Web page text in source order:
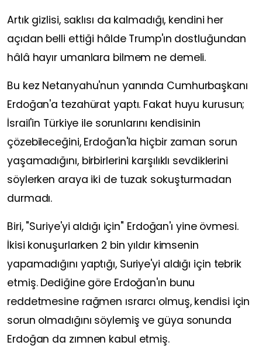
Artık gizlisi, saklısı da kalmadığı, kendini her
açıdan belli ettiği hâlde Trump'ın dostluğundan
hâlâ hayır umanlara bilmem ne demeli.
Bu kez Netanyahu'nun yanında Cumhurbaşkanı
Erdoğan'a tezahürat yaptı. Fakat huyu kurusun;
İsrail'in Türkiye ile sorunlarını kendisinin
çözebileceğini, Erdoğan'la hiçbir zaman sorun
yaşamadığını, birbirlerini karşılıklı sevdiklerini
söylerken araya iki de tuzak sokuşturmadan
durmadı.
Biri, "Suriye'yi aldığı için" Erdoğan'ı yine övmesi.
İkisi konuşurlarken 2 bin yıldır kimsenin
yapamadığını yaptığı, Suriye'yi aldığı için tebrik
etmiş. Dediğine göre Erdoğan'ın bunu
reddetmesine rağmen ısrarcı olmuş, kendisi için
sorun olmadığını söylemiş ve güya sonunda
Erdoğan da zımnen kabul etmiş.